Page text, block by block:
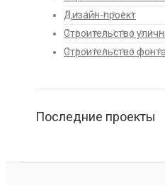
Дизайн-проект
Строительство
Строительство
Последние проекты